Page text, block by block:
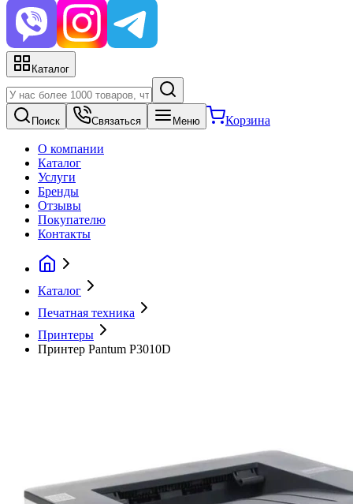
Каталог
Поиск Связаться Меню Корзина
О компании
Каталог
Услуги
Бренды
Отзывы
Покупателю
Контакты
Каталог
Печатная техника
Принтеры
Принтер Pantum P3010D